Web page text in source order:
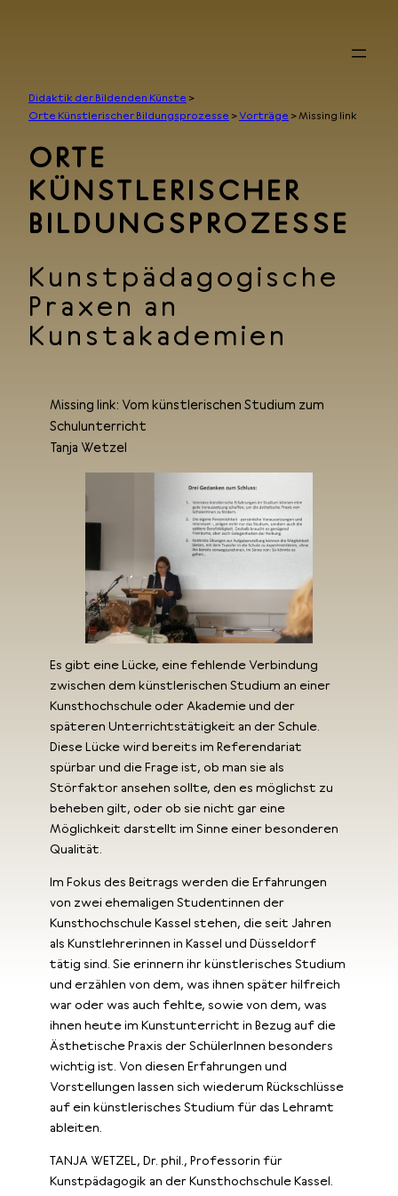
Didaktik der Bildenden Künste >
Orte Künstlerischer Bildungsprozesse > Vorträge > Missing link
ORTE
KÜNSTLERISCHER
BILDUNGSPROZESSE
Kunstpädagogische
Praxen an
Kunstakademien
Missing link: Vom künstlerischen Studium zum
Schulunterricht
Tanja Wetzel
Es gibt eine Lücke, eine fehlende Verbindung
zwischen dem künstlerischen Studium an einer
Kunsthochschule oder Akademie und der
späteren Unterrichtstätigkeit an der Schule.
Diese Lücke wird bereits im Referendariat
spürbar und die Frage ist, ob man sie als
Störfaktor ansehen sollte, den es möglichst zu
beheben gilt, oder ob sie nicht gar eine
Möglichkeit darstellt im Sinne einer besonderen
Qualität.
Im Fokus des Beitrags werden die Erfahrungen
von zwei ehemaligen Studentinnen der
Kunsthochschule Kassel stehen, die seit Jahren
als Kunstlehrerinnen in Kassel und Düsseldorf
tätig sind. Sie erinnern ihr künstlerisches Studium
und erzählen von dem, was ihnen später hilfreich
war oder was auch fehlte, sowie von dem, was
ihnen heute im Kunstunterricht in Bezug auf die
Ästhetische Praxis der SchülerInnen besonders
wichtig ist. Von diesen Erfahrungen und
Vorstellungen lassen sich wiederum Rückschlüsse
auf ein künstlerisches Studium für das Lehramt
ableiten.
TANJA WETZEL, Dr. phil., Professorin für
Kunstpädagogik an der Kunsthochschule Kassel.